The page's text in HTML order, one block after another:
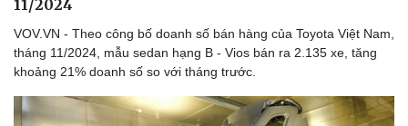
11/2024
VOV.VN - Theo công bố doanh số bán hàng của Toyota Việt Nam,
tháng 11/2024, mẫu sedan hạng B - Vios bán ra 2.135 xe, tăng
khoảng 21% doanh số so với tháng trước.